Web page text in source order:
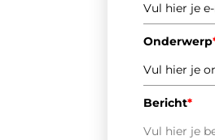
Onderwerp
Bericht*